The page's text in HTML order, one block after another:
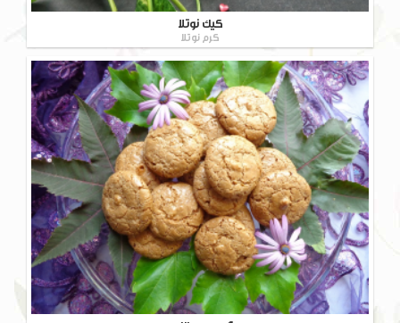
کیک نوتلا
کرم نوتلا